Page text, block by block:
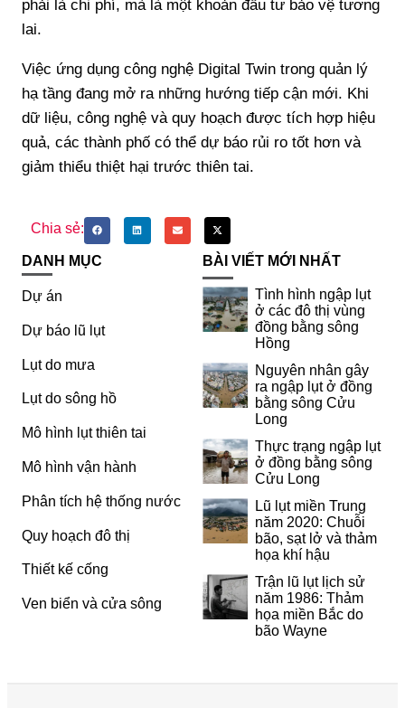
phải là chi phí, mà là một khoản đầu tư bảo vệ tương
lai.
Việc ứng dụng công nghệ Digital Twin trong quản lý
hạ tầng đang mở ra những hướng tiếp cận mới. Khi
dữ liệu, công nghệ và quy hoạch được tích hợp hiệu
quả, các thành phố có thể dự báo rủi ro tốt hơn và
giảm thiểu thiệt hại trước thiên tai.
Chia sẻ:
DANH MỤC
Dự án
Dự báo lũ lụt
Lụt do mưa
Lụt do sông hồ
Mô hình lụt thiên tai
Mô hình vận hành
Phân tích hệ thống nước
Quy hoạch đô thị
Thiết kế cống
Ven biển và cửa sông
BÀI VIẾT MỚI NHẤT
Tình hình ngập lụt
ở các đô thị vùng
đồng bằng sông
Hồng
Nguyên nhân gây
ra ngập lụt ở đồng
bằng sông Cửu
Long
Thực trạng ngập lụt
ở đồng bằng sông
Cửu Long
Lũ lụt miền Trung
năm 2020: Chuỗi
bão, sạt lở và thảm
họa khí hậu
Trận lũ lụt lịch sử
năm 1986: Thảm
họa miền Bắc do
bão Wayne